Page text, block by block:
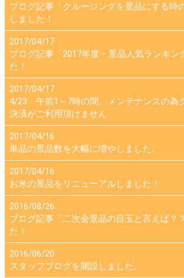
ブログ記事「クルージングを景品にする時
しました！
2017/04/17
ブログ記事「2017年度・景品人気ランキン
た！
2017/04/17
4/23 午前1～7時の間、メンテナンスの為
決済がご利用頂けません
2017/04/16
単品の景品数を大幅に増やしました。
2017/04/16
お米の景品をリニューアルしました！
2016/08/26
ブログ記事「二次会景品の目玉と言えば？
た！
2016/06/20
スタッフブログを開設しました。